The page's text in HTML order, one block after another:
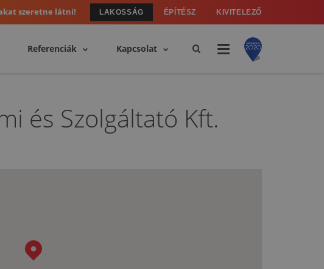
szeretne látni! LAKOSSÁG ÉPÍTÉSZ KIVITELEZŐ
Referenciák Kapcsolat
és Szolgáltató Kft.